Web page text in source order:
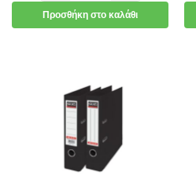
Προσθήκη στο καλάθι